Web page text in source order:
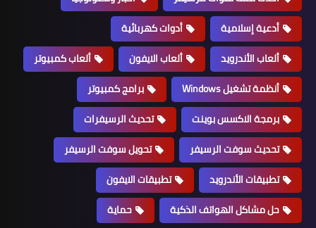
أدعية إسلامية
أدوات كهربائية
ألعاب الأندرويد
ألعاب الايفون
ألعاب كمبيوتر
أنظمة تشغيل Windows
برامج كمبيوتر
برمجة الاكسس بوينت
تحديث الرسيفرات
تحديث سوفت الرسيفر
تحويل سوفت الرسيفر
تطبيقات الأندرويد
تطبيقات الايفون
حل مشاكل الهواتف الذكية
حماية